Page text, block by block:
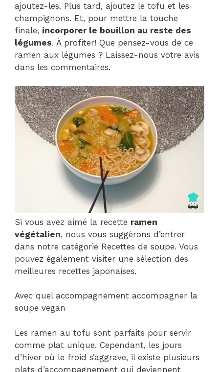
ajoutez-les. Plus tard, ajoutez le tofu et les
champignons. Et, pour mettre la touche
finale, incorporer le bouillon au reste des
légumes. À profiter! Que pensez-vous de ce
ramen aux légumes ? Laissez-nous votre avis
dans les commentaires.
Si vous avez aimé la recette ramen
végétalien, nous vous suggérons d’entrer
dans notre catégorie Recettes de soupe. Vous
pouvez également visiter une sélection des
meilleures recettes japonaises.
Avec quel accompagnement accompagner la
soupe vegan
Les ramen au tofu sont parfaits pour servir
comme plat unique. Cependant, les jours
d’hiver où le froid s’aggrave, il existe plusieurs
plats d’accompagnement qui deviennent